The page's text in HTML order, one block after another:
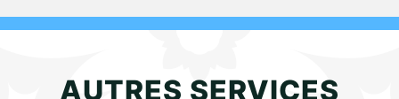
AUTRES SERVICES